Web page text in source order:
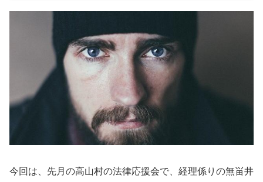
今回は、先月の高山村の法律応援会で、経理係りの無畄井